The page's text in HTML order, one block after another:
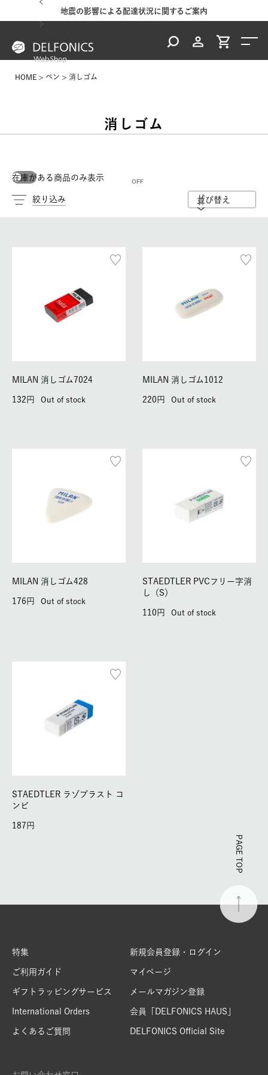
地震の影響による配達状況に関するご案内
HOME ペン 消しゴム
消しゴム
在庫がある商品のみ表示
絞り込み 並び替え
MILAN 消しゴム7024
132 Out of stock
MILAN 消しゴム1012
220 Out of stock
MILAN 消しゴム428
176 Out of stock
STAEDTLER PVCフリー字消
し（S）
110 Out of stock
STAEDTLER ラゾプラスト コ
ンビ
187
PAGE TOP
特集
ご利用ガイド
ギフトラッピングサービス
International Orders
よくあるご質問
新規会員登録・ログイン
マイページ
メールマガジン登録
会員「DELFONICS HAUS」
DELFONICS Official Site